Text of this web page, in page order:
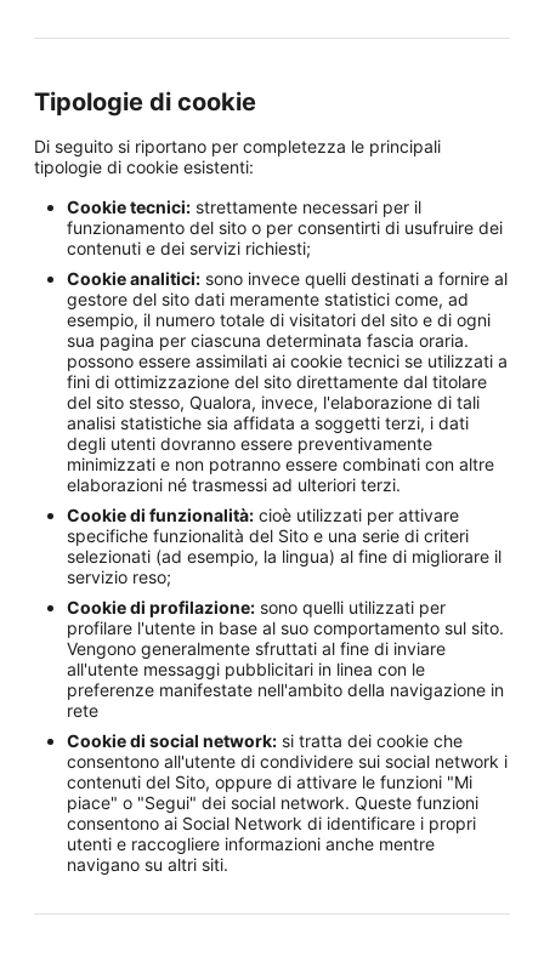
Tipologie di cookie
Di seguito si riportano per completezza le principali
tipologie di cookie esistenti:
Cookie tecnici: strettamente necessari per il
funzionamento del sito o per consentirti di usufruire dei
contenuti e dei servizi richiesti;
Cookie analitici: sono invece quelli destinati a fornire al
gestore del sito dati meramente statistici come, ad
esempio, il numero totale di visitatori del sito e di ogni
sua pagina per ciascuna determinata fascia oraria.
possono essere assimilati ai cookie tecnici se utilizzati a
fini di ottimizzazione del sito direttamente dal titolare
del sito stesso, Qualora, invece, l'elaborazione di tali
analisi statistiche sia affidata a soggetti terzi, i dati
degli utenti dovranno essere preventivamente
minimizzati e non potranno essere combinati con altre
elaborazioni né trasmessi ad ulteriori terzi.
Cookie di funzionalità: cioè utilizzati per attivare
specifiche funzionalità del Sito e una serie di criteri
selezionati (ad esempio, la lingua) al fine di migliorare il
servizio reso;
Cookie di profilazione: sono quelli utilizzati per
profilare l'utente in base al suo comportamento sul sito.
Vengono generalmente sfruttati al fine di inviare
all'utente messaggi pubblicitari in linea con le
preferenze manifestate nell'ambito della navigazione in
rete
Cookie di social network: si tratta dei cookie che
consentono all'utente di condividere sui social network i
contenuti del Sito, oppure di attivare le funzioni "Mi
piace" o "Segui" dei social network. Queste funzioni
consentono ai Social Network di identificare i propri
utenti e raccogliere informazioni anche mentre
navigano su altri siti.